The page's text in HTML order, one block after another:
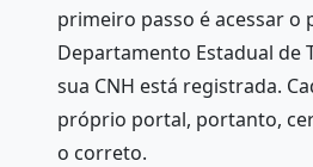
primeiro passo é acessar o
Departamento Estadual de
sua CNH está registrada.
próprio portal, portanto,
o correto.